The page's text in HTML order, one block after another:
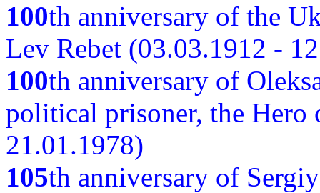
100th anniversary of the
Lev Rebet (03.03.1912 -
100th anniversary of
political prisoner, the
21.01.1978)
105th anniversary of